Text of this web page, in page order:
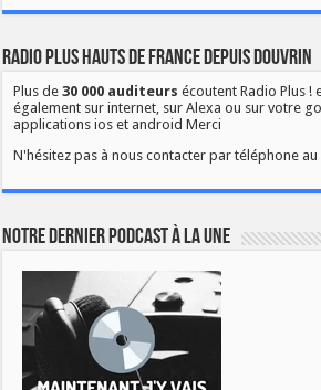
Radio Plus Hauts de France depuis Douvrin
Plus de30 000 auditeurs écoutent Radio Plus !
également sur internet, sur Alexa ou sur votre
applications ios et android Merci
N'hésitez pas à nous contacter par téléphone au
Notre dernier podcast à la une